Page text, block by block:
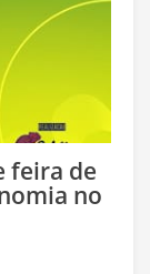
feira de
no